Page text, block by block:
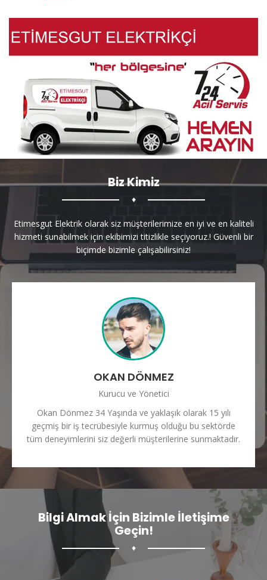
Biz Kimiz
♦
Etimesgut Elektrik olarak siz müşterilerimize en iyi ve en kaliteli
hizmeti sunabilmek için ekibimizi titizlikle seçiyoruz.! Güvenli bir
biçimde bizimle çalışabilirsiniz!
OKAN DÖNMEZ
Kurucu ve Yönetici
Okan Dönmez 34 Yaşında ve yaklaşık olarak 15 yılı
geçmiş bir iş tecrübesiyle kurmuş olduğu bu sektörde
tüm deneyimlerini siz değerli müşterilerine sunmaktadır.
Bilgi Almak İçin Bizimle İletişime
Geçin!
♦